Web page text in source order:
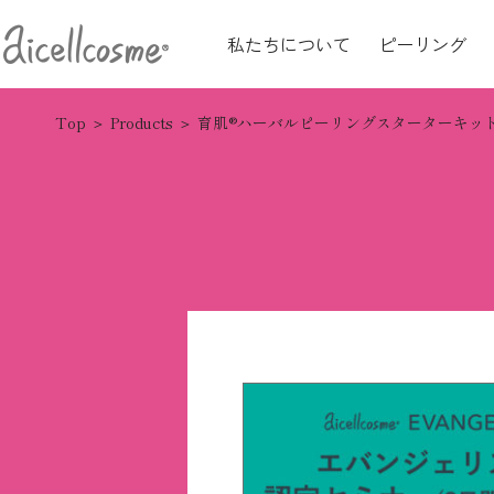
私たちについて ピーリング
Top Products 育肌®ハーバルピーリングスターターキッ